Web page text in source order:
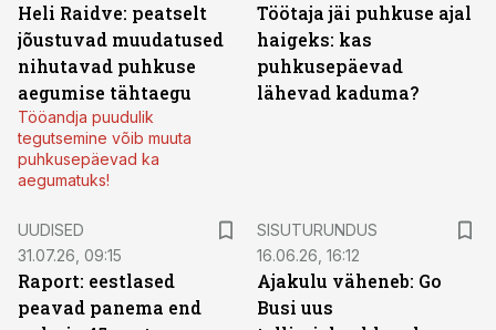
Heli Raidve: peatselt
jõustuvad muudatused
nihutavad puhkuse
aegumise tähtaegu
Tööandja puudulik
tegutsemine võib muuta
puhkusepäevad ka
aegumatuks!
Töötaja jäi puhkuse ajal
haigeks: kas
puhkusepäevad
lähevad kaduma?
UUDISED
31.07.26, 09:15
Raport: eestlased
peavad panema end
SISUTURUNDUS
16.06.26, 16:12
Ajakulu väheneb: Go
Busi uus